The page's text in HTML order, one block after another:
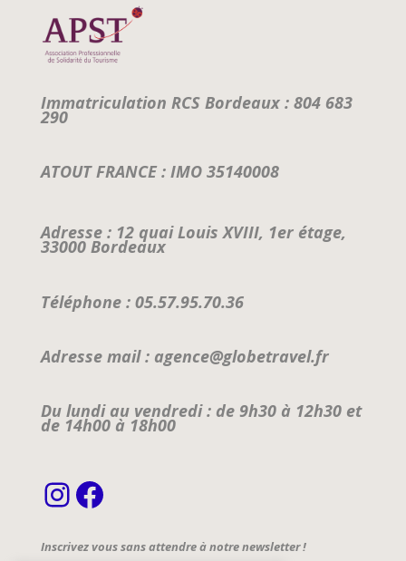
Immatriculation RCS Bordeaux : 804 683
290
ATOUT FRANCE : IMO 35140008
Adresse : 12 quai Louis XVIII, 1er étage,
33000 Bordeaux
Téléphone : 05.57.95.70.36
Adresse mail : agence@globetravel.fr
Du lundi au vendredi : de 9h30 à 12h30 et
de 14h00 à 18h00
Instagram
Facebook
Inscrivez vous sans attendre à notre newsletter !